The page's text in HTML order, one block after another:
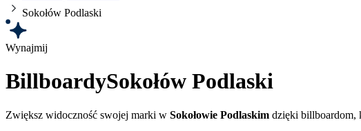
Sokołów Podlaski
Wynajmij
BillboardySokołów Podlaski
Zwiększ widoczność swojej marki w Sokołowie Podlaskim dzięki billboardom,